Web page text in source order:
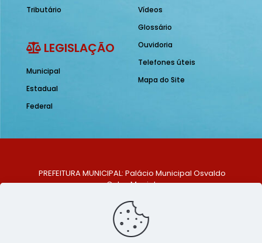
Tributário
LEGISLAÇÃO
Municipal
Estadual
Federal
Vídeos
Glossário
Ouvidoria
Telefones úteis
Mapa do Site
PREFEITURA MUNICIPAL: Palácio Municipal Osvaldo
Celso Maciel
Centro, São Bento do Una - PE. CEP: 553370-128
TELEFONE: (81) 99548-1569
E-MAIL: ouvidoria@saobentodouna.pe.gov.br